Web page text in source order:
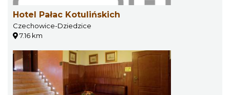
Hotel Pałac Kotulińskich
Czechowice-Dziedzice
7.16 km